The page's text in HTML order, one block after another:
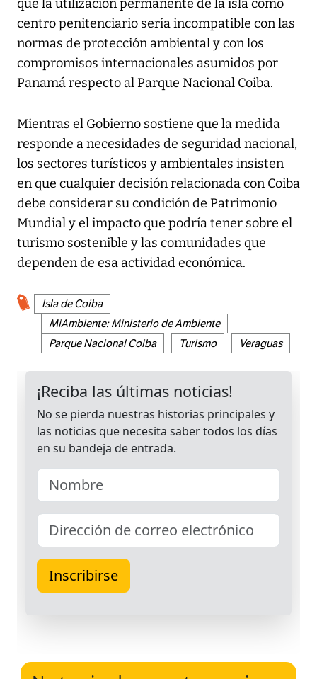
que la utilización permanente de la isla como
centro penitenciario sería incompatible con las
normas de protección ambiental y con los
compromisos internacionales asumidos por
Panamá respecto al Parque Nacional Coiba.
Mientras el Gobierno sostiene que la medida
responde a necesidades de seguridad nacional,
los sectores turísticos y ambientales insisten
en que cualquier decisión relacionada con Coiba
debe considerar su condición de Patrimonio
Mundial y el impacto que podría tener sobre el
turismo sostenible y las comunidades que
dependen de esa actividad económica.
Isla de Coiba
MiAmbiente: Ministerio de Ambiente
Parque Nacional Coiba
Turismo Veraguas